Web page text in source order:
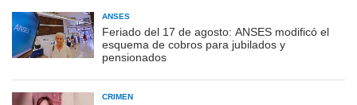
ANSES
Feriado del 17 de agosto: ANSES modificó el
esquema de cobros para jubilados y
pensionados
CRIMEN